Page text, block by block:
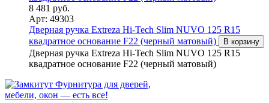
8 481 руб.
Арт: 49303
Дверная ручка Extreza Hi-Tech Slim NUVO 125 R15
квадратное основание F22 (черный матовый)
В корзину
Дверная ручка Extreza Hi-Tech Slim NUVO 125 R15
квадратное основание F22 (черный матовый)
Фурнитура для дверей,
мебели, окон — есть все!